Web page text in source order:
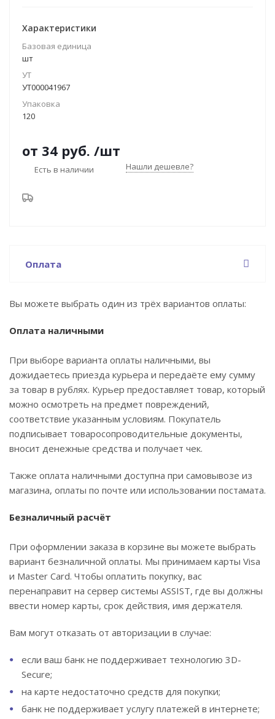
Характеристики
Базовая единица
шт
УТ
УТ000041967
Упаковка
120
от 34 руб. /шт
Есть в наличии Нашли дешевле?
Оплата
Вы можете выбрать один из трёх вариантов оплаты:
Оплата наличными
При выборе варианта оплаты наличными, вы
дожидаетесь приезда курьера и передаёте ему сумму
за товар в рублях. Курьер предоставляет товар, который
можно осмотреть на предмет повреждений,
соответствие указанным условиям. Покупатель
подписывает товаросопроводительные документы,
вносит денежные средства и получает чек.
Также оплата наличными доступна при самовывозе из
магазина, оплаты по почте или использовании постамата.
Безналичный расчёт
При оформлении заказа в корзине вы можете выбрать
вариант безналичной оплаты. Мы принимаем карты Visa
и Master Card. Чтобы оплатить покупку, вас
перенаправит на сервер системы ASSIST, где вы должны
ввести номер карты, срок действия, имя держателя.
Вам могут отказать от авторизации в случае:
если ваш банк не поддерживает технологию 3D-
Secure;
на карте недостаточно средств для покупки;
банк не поддерживает услугу платежей в интернете;